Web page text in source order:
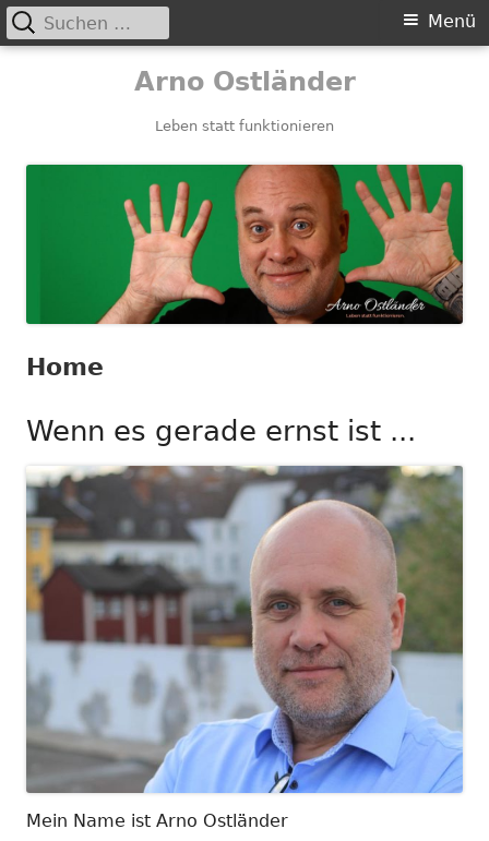
Arno Ostländer
Leben statt funktionieren
Primäres
Menü
Suchen
nach:
Home
Wenn es gerade ernst ist ...
Mein Name ist Arno Ostländer